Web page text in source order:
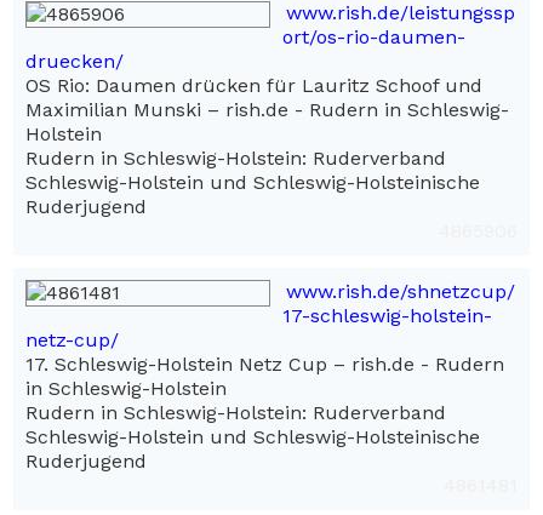
www.rish.de/leistungssp
ort/os-rio-daumen-
druecken/
OS Rio: Daumen drücken für Lauritz Schoof und
Maximilian Munski – rish.de - Rudern in Schleswig-
Holstein
Rudern in Schleswig-Holstein: Ruderverband
Schleswig-Holstein und Schleswig-Holsteinische
Ruderjugend
www.rish.de/shnetzcup/
17-schleswig-holstein-
netz-cup/
17. Schleswig-Holstein Netz Cup – rish.de - Rudern
in Schleswig-Holstein
Rudern in Schleswig-Holstein: Ruderverband
Schleswig-Holstein und Schleswig-Holsteinische
Ruderjugend